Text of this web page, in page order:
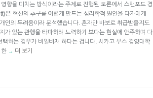
향을 미치는 방식이라는 주제로 진행된 토론에서 스탠포드 경
은 혁신의 추구를 어렵게 만드는 심리학적 원인을 타자에게
인의 두려움이라 분석했습니다. 혼자만 바보로 취급받을지도
가 있는 관행을 타파하려 노력하기 보다는 현실에 안주하며 다
하는 경우가 비일비재 하다는 겁니다. 시카고 부스 경영대학
→ 더 보기